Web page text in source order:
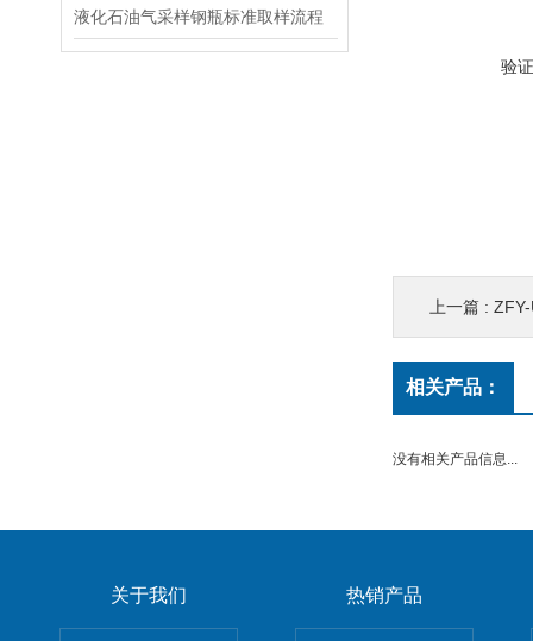
液化石油气采样钢瓶标准取样流程
验
上一篇 :
相关产品：
没有相关产品信息...
关于我们 热销产品